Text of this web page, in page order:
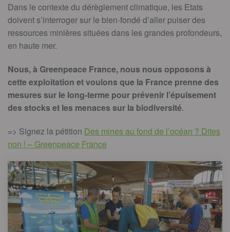
Dans le contexte du dérèglement climatique, les Etats
doivent s’interroger sur le bien-fondé d’aller puiser des
ressources minières situées dans les grandes profondeurs,
en haute mer.
Nous, à Greenpeace France, nous nous opposons à
cette exploitation et voulons que la France prenne des
mesures sur le long-terme pour prévenir l’épuisement
des stocks et les menaces sur la biodiversité.
=> Signez la pétition Des mines au fond de l’océan ? Dites
non ! – Greenpeace France